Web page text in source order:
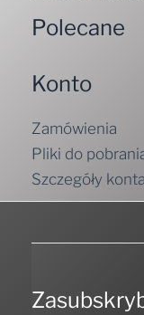
Polecane
Konto
Zamówienia
Pliki do
Szczegóły konta